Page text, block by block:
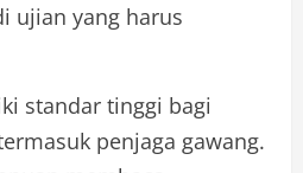
ujian yang harus
standar tinggi bagi
penjaga gawang.